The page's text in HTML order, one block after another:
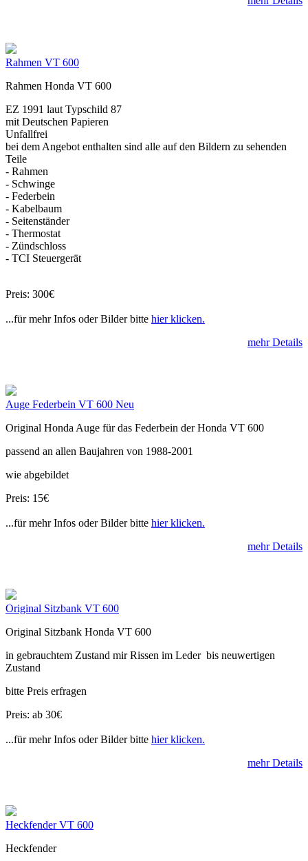
Rahmen VT 600
Rahmen Honda VT 600
EZ 1991 laut Typschild 87
mit Deutschen Papieren
Unfallfrei
bei dem Angebot enthalten sind alle auf den Bildern zu sehenden
Teile
- Rahmen
- Schwinge
- Federbein
- Kabelbaum
- Seitenständer
- Thermostat
- Zündschloss
- TCI Steuergerät
Preis: 300€
...für mehr Infos oder Bilder bitte hier klicken.
mehr Details
Auge Federbein VT 600 Neu
Original Honda Auge für das Federbein der Honda VT 600
passend an allen Baujahren von 1988-2001
wie abgebildet
Preis: 15€
...für mehr Infos oder Bilder bitte hier klicken.
mehr Details
Original Sitzbank VT 600
Original Sitzbank Honda VT 600
in gebrauchtem Zustand mir Rissen im Leder bis neuwertigen
Zustand
bitte Preis erfragen
Preis: ab 30€
...für mehr Infos oder Bilder bitte hier klicken.
mehr Details
Heckfender VT 600
Heckfender